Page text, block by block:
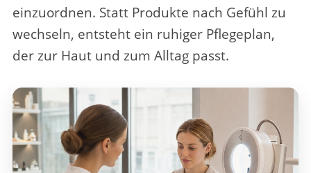
einzuordnen. Statt Produkte nach Gefühl zu
wechseln, entsteht ein ruhiger Pflegeplan,
der zur Haut und zum Alltag passt.